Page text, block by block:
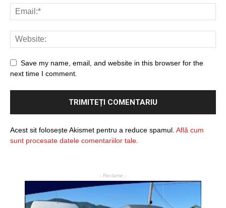
Save my name, email, and website in this browser for the
next time I comment.
Acest sit folosește Akismet pentru a reduce spamul. Află cum
sunt procesate datele comentariilor tale.
- Reclame -